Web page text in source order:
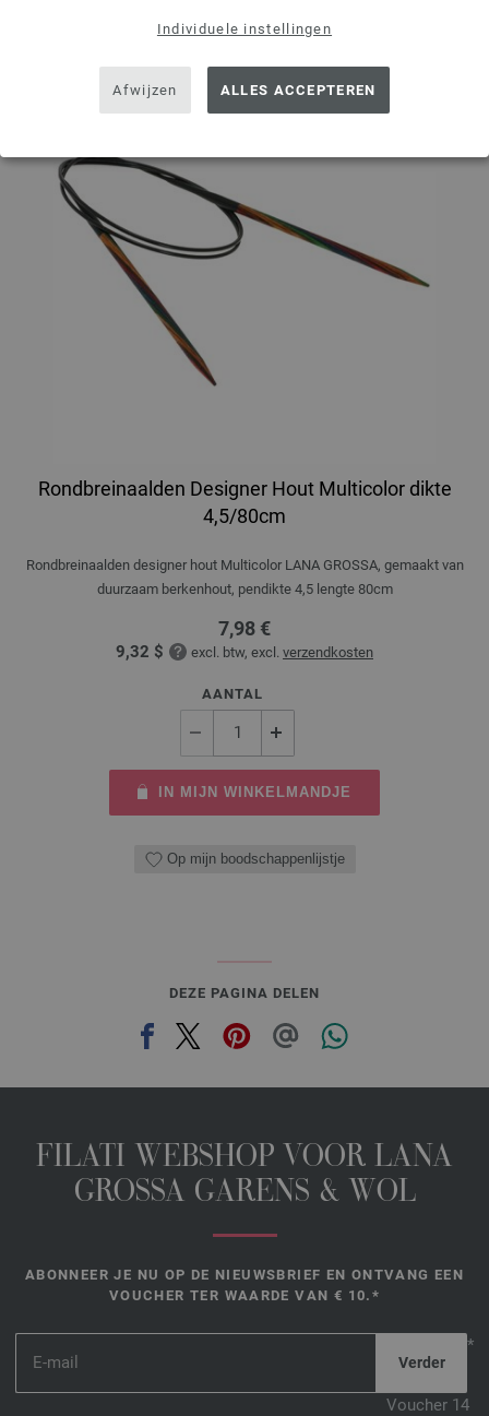
Individuele instellingen
Afwijzen ALLES ACCEPTEREN
Rondbreinaalden Designer Hout Multicolor dikte
4,5/80cm
Rondbreinaalden designer hout Multicolor LANA GROSSA, gemaakt van
duurzaam berkenhout, pendikte 4,5 lengte 80cm
7,98 €
9,32 $ excl. btw, excl. verzendkosten
AANTAL
IN MIJN WINKELMANDJE
Op mijn boodschappenlijstje
DEZE PAGINA DELEN
FILATI WEBSHOP VOOR LANA
GROSSA GARENS & WOL
ABONNEER JE NU OP DE NIEUWSBRIEF EN ONTVANG EEN
VOUCHER TER WAARDE VAN € 10.*
*
Voucher 14